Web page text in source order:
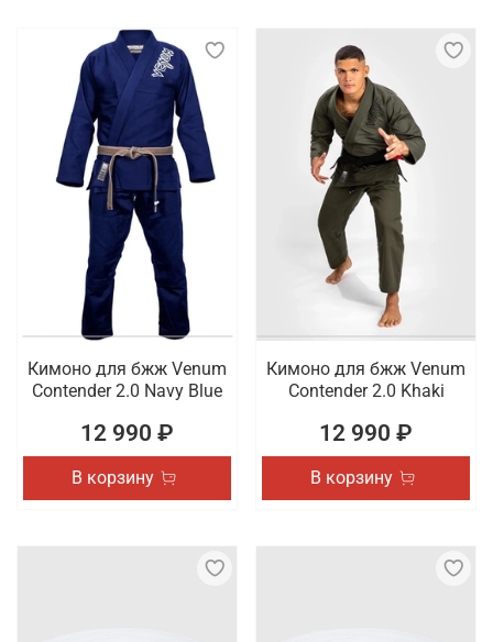
Кимоно для бжж Venum
Contender 2.0 Navy Blue
12 990 ₽
В корзину
Кимоно для бжж Venum
Contender 2.0 Khaki
12 990 ₽
В корзину